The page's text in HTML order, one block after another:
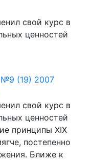
свой курс в
ценностей
(19) 2007
свой курс в
ценностей
принципы XIX
постепенно
Ближе к